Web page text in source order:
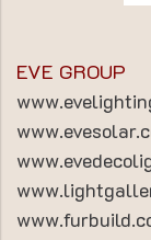
EVE GROUP